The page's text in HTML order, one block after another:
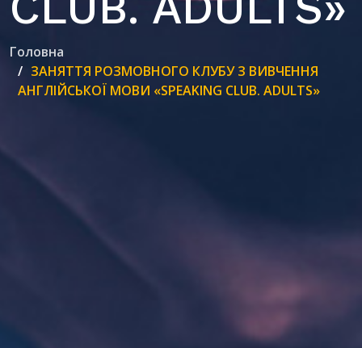
Головна
ЗАНЯТТЯ РОЗМОВНОГО КЛУБУ З ВИВЧЕННЯ
АНГЛІЙСЬКОЇ МОВИ «SPEAKING CLUB. ADULTS»